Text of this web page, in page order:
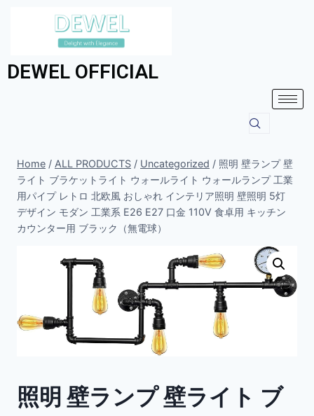
DEWEL OFFICIAL
Home / ALL PRODUCTS / Uncategorized / 照明 壁ランプ 壁
ライト ブラケットライト ウォールライト ウォールランプ 工業
用パイプ レトロ 北欧風 おしゃれ インテリア照明 壁照明 5灯
デザイン モダン 工業系 E26 E27 口金 110V 食卓用 キッチン
カウンター用 ブラック（無電球）
照明 壁ランプ 壁ライト ブ